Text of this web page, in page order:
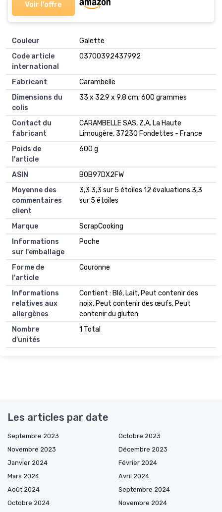
Voir l'offre
Couleur
‎Galette
Code article
international
‎03700392437992
Fabricant
‎Carambelle
Dimensions du
colis
‎33 x 32,9 x 9,8 cm; 600 grammes
Contact du
fabricant
‎CARAMBELLE SAS, Z.A. La Haute
Limougère, 37230 Fondettes - France
Poids de
l'article
‎600 g
ASIN
B0B97DX2FW
Moyenne des
commentaires
client
3,3 3,3 sur 5 étoiles 12 évaluations 3,3
sur 5 étoiles
Marque
ScrapCooking
Informations
sur l'emballage
Poche
Forme de
l'article
Couronne
Informations
relatives aux
allergènes
Contient : Blé, Lait, Peut contenir des
noix, Peut contenir des œufs, Peut
contenir du gluten
Nombre
d'unités
1 Total
Les articles par date
Septembre 2023
Octobre 2023
Novembre 2023
Décembre 2023
Janvier 2024
Février 2024
Mars 2024
Avril 2024
Août 2024
Septembre 2024
Octobre 2024
Novembre 2024